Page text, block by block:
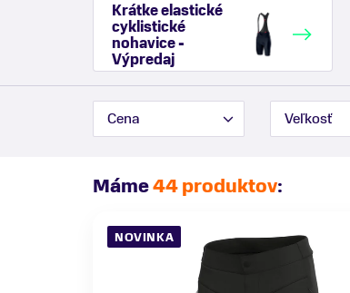
Krátke elastické
cyklistické
nohavice -
Výpredaj
Cena Veľkosť
Máme44 produktov:
NOVINKA